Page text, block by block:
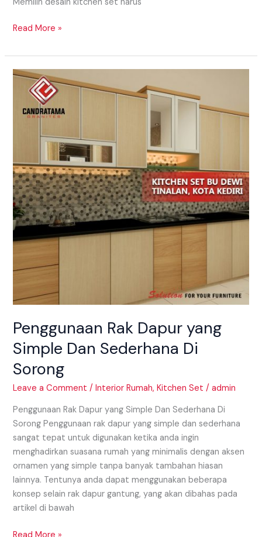
Read More »
Penggunaan Rak Dapur yang
Simple Dan Sederhana Di
Sorong
Leave a Comment /Interior Rumah,Kitchen Set /admin
Penggunaan Rak Dapur yang Simple Dan Sederhana Di
Sorong Penggunaan rak dapur yang simple dan sederhana
sangat tepat untuk digunakan ketika anda ingin
menghadirkan suasana rumah yang minimalis dengan aksen
ornamen yang simple tanpa banyak tambahan hiasan
lainnya. Tentunya anda dapat menggunakan beberapa
konsep selain rak dapur gantung, yang akan dibahas pada
artikel di bawah
Penggunaan
Dapur
yang
Sederhana
Di
Sorong